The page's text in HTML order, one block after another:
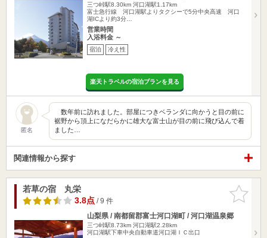
三つ峠駅8.30km 河口湖駅1.17km
富士急行線 河口湖駅よりタクシーで5分中央高速 河口
湖ICより約3分…
営業時間
入浴料金 ～
宿泊 冷え性
楽天トラベルの宿泊プランを見る
匿名
数年前に訪れました。部屋につきベランダに向かうと目の前に
裾野から頂上になだらかに雄大な富士山が目の前に飛び込んで着
ました…
関連情報から探す
お気に入
りに追加
若草の宿 丸栄
3.8点/ 9 件
山梨県 / 南都留郡富士河口湖町 / 河口湖温泉郷
三つ峠駅8.73km 河口湖駅2.28km
河口湖駅下車中央自動車道河口湖ＩＣ出口